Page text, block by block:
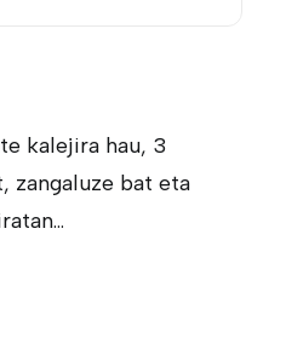
kalejira hau, 3
zangaluze bat eta